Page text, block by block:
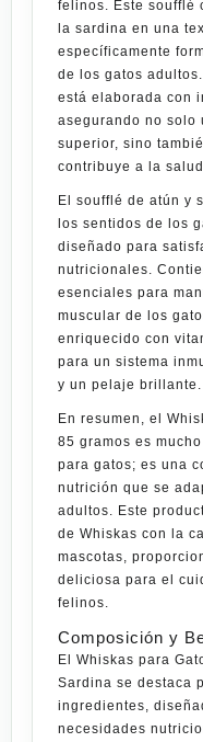
felinos. Este soufflé
la sardina en una
específicamente
de los gatos
está elaborada con
asegurando no solo
superior, sino
contribuye a la
El soufflé de atún y
los sentidos de los
diseñado para
nutricionales.
esenciales para
muscular de los
enriquecido con
para un sistema
y un pelaje brillante.
En resumen, el
85 gramos es
para gatos; es una
nutrición que se
adultos. Este
de Whiskas con la
mascotas,
deliciosa para el
felinos.
Composición y
El Whiskas para
Sardina se destaca
ingredientes,
necesidades